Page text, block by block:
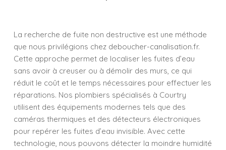
La recherche de fuite non destructive est une méthode
que nous privilégions chez deboucher-canalisation.fr.
Cette approche permet de localiser les fuites d’eau
sans avoir à creuser ou à démolir des murs, ce qui
réduit le coût et le temps nécessaires pour effectuer les
réparations. Nos plombiers spécialisés à Courtry
utilisent des équipements modernes tels que des
caméras thermiques et des détecteurs électroniques
pour repérer les fuites d’eau invisible. Avec cette
technologie, nous pouvons détecter la moindre humidité